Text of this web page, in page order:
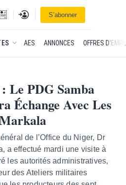
à la une
Se connecterS’abonner
DE L'ESSOR
AES ANNONCES OFFRES
Le PDG Samba
Échange Avec Les
de l’Office du Niger, Dr
a effectué mardi une visite à
les autorités administratives,
des Ateliers militaires